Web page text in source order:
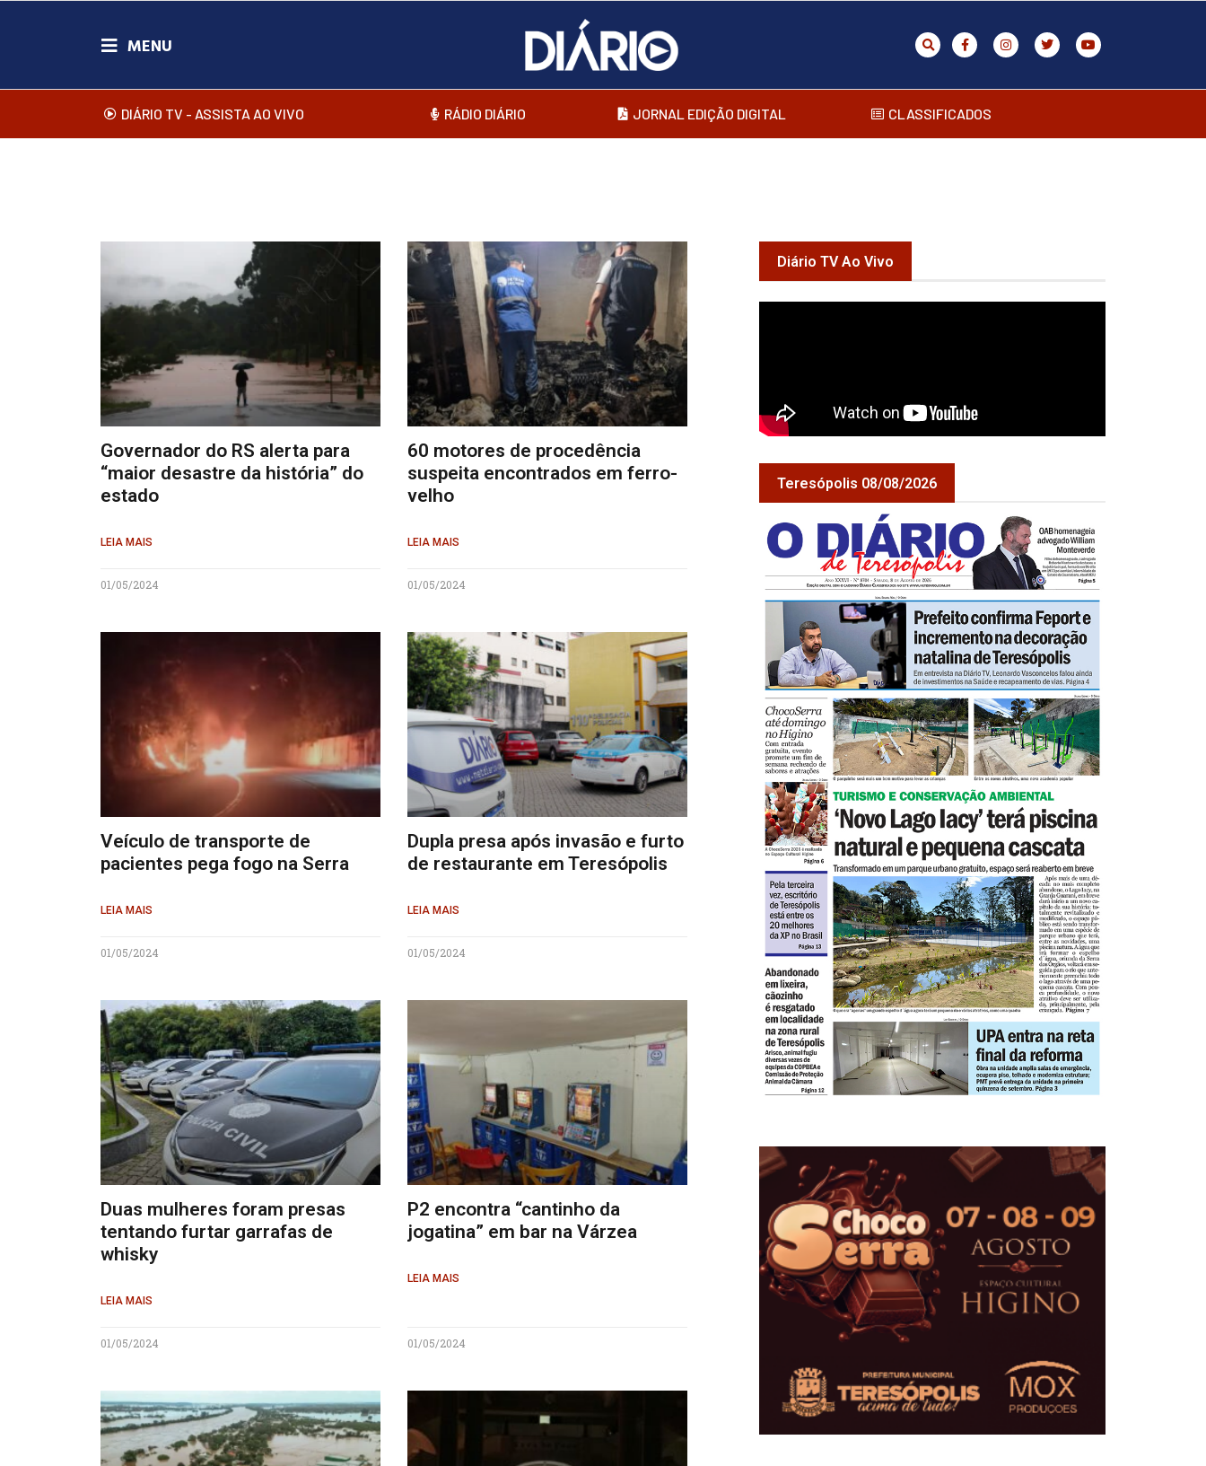
DIÁRIO TV - ASSISTA AO VIVO RÁDIO DIÁRIO JORNAL EDIÇÃO DIGITAL CLASSIFICADOS
Governador do RS alerta para
“maior desastre da história” do
estado
LEIA MAIS
01/05/2024
60 motores de procedência
suspeita encontrados em ferro-
velho
LEIA MAIS
01/05/2024
Veículo de transporte de
pacientes pega fogo na Serra
LEIA MAIS
01/05/2024
Dupla presa após invasão e furto
de restaurante em Teresópolis
LEIA MAIS
01/05/2024
Duas mulheres foram presas
tentando furtar garrafas de
whisky
LEIA MAIS
01/05/2024
P2 encontra “cantinho da
jogatina” em bar na Várzea
LEIA MAIS
01/05/2024
Diário TV Ao Vivo
Teresópolis 08/08/2026